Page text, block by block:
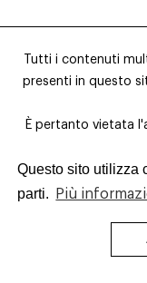
Questo sito utilizza
parti.
Più
Tutti i contenuti
presenti in questo
È pertanto vietata
©2019 Associazione
20010
Codice IBAN:
Normativa